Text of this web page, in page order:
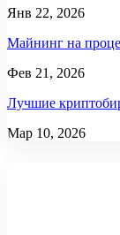
Янв 22, 2026
Майнинг на
Фев 21, 2026
Лучшие
Мар 10, 2026